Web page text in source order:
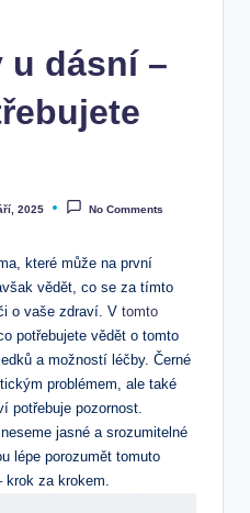
u dásní –
2025 No Comments
které může na první
vědět, co se za tímto
o vaše zdraví. V tomto
potřebujete vědět o tomto
a možností léčby. Černé
problémem, ale také
potřebuje pozornost.
jasné a srozumitelné
lépe porozumět tomuto
krok za krokem.